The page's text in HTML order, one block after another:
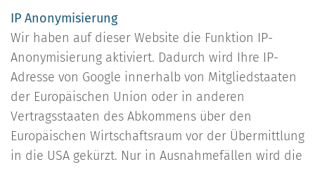
IP Anonymisierung
Wir haben auf dieser Website die Funktion IP-
Anonymisierung aktiviert. Dadurch wird Ihre IP-
Adresse von Google innerhalb von Mitgliedstaaten
der Europäischen Union oder in anderen
Vertragsstaaten des Abkommens über den
Europäischen Wirtschaftsraum vor der Übermittlung
in die USA gekürzt. Nur in Ausnahmefällen wird die